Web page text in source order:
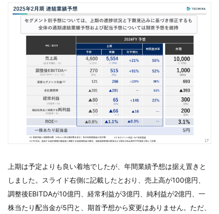
上期は予定よりも良い着地でしたが、年間業績予想は据え置きと
しました。スライド右側に記載したとおり、売上高が100億円、
調整後EBITDAが10億円、経常利益が3億円、純利益が2億円、一
株当たり配当金が5円と、期首予想から変更はありません。ただ、